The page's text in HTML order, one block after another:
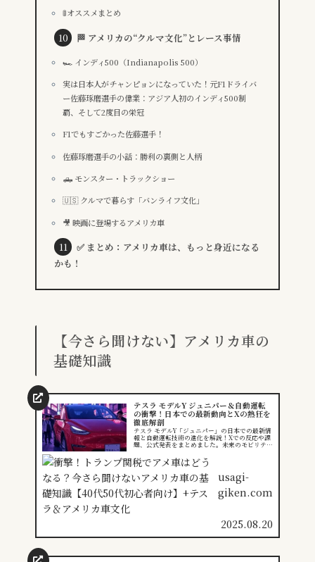
🚦オススメまとめ
🏁 アメリカの“クルマ文化”とレース事情
🏎️ インディ500（Indianapolis 500）
実は日本人がチャンピョンになっていた！元F1ドライバ
ー佐藤琢磨選手の偉業：アジア人初のインディ500制
覇、そして2度目の栄冠
F1でもすごかった佐藤選手！
佐藤琢磨選手の小話：勝利の裏側と人柄
🛻 モンスター・トラックショー
🇺🇸 クルマで暮らす「バンライフ文化」
🎥 映画に登場するアメリカ車
✅ まとめ：アメリカ車は、もっと身近になる
かも！
【今さら聞けない】アメリカ車の
基礎知識
テスラ モデルY ジュニパー＆自動運転
の衝撃！日本での最新動向とXの熱狂を
徹底解剖
テスラ モデルY「ジュニパー」の日本での最新情
報と自動運転技術の進化を解説！Xでの反応や課
題、公式発表をまとめました。未来のモビリティ
usagi-
giken.com
2025.08.20